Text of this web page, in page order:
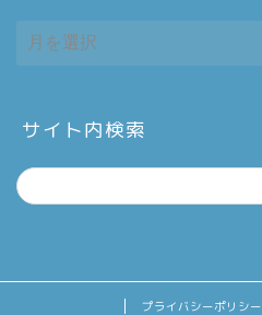
ARCHIVE
サイト内検索
プライバシーポリシー